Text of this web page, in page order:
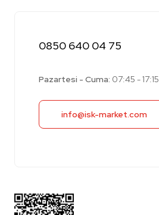
0850 640 04 75
Pazartesi - Cuma: 07:45 - 17:15
info@isk-market.com